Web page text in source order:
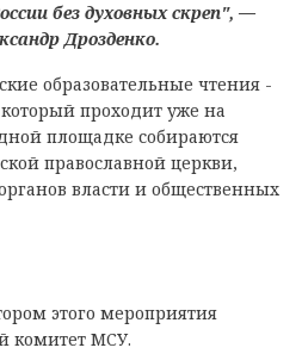
без духовных скреп", —
Дрозденко.
образовательные чтения -
проходит уже на
площадке собираются
православной церкви,
власти и общественных
этого мероприятия
комитет МСУ.